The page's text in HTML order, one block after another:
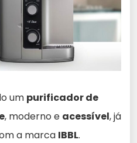
um purificador de
, moderno e acessível, já
a marca IBBL.